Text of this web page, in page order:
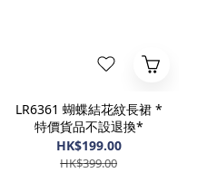
LR6361 蝴蝶結花紋長裙 *
特價貨品不設退換*
HK$199.00
HK$399.00